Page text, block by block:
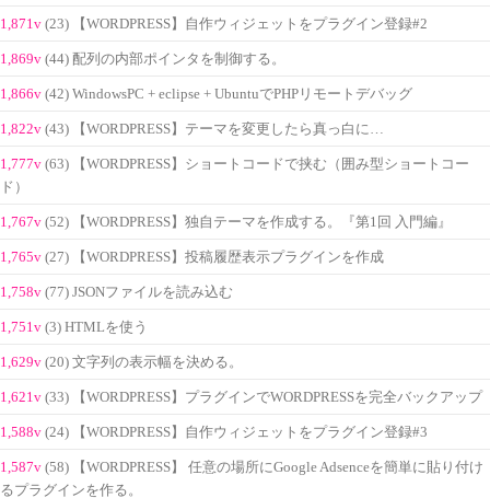
1,871v (23) 【WORDPRESS】自作ウィジェットをプラグイン登録#2
1,869v (44) 配列の内部ポインタを制御する。
1,866v (42) WindowsPC + eclipse + UbuntuでPHPリモートデバッグ
1,822v (43) 【WORDPRESS】テーマを変更したら真っ白に…
1,777v (63) 【WORDPRESS】ショートコードで挟む（囲み型ショートコー
ド）
1,767v (52) 【WORDPRESS】独自テーマを作成する。『第1回 入門編』
1,765v (27) 【WORDPRESS】投稿履歴表示プラグインを作成
1,758v (77) JSONファイルを読み込む
1,751v (3) HTMLを使う
1,629v (20) 文字列の表示幅を決める。
1,621v (33) 【WORDPRESS】プラグインでWORDPRESSを完全バックアップ
1,588v (24) 【WORDPRESS】自作ウィジェットをプラグイン登録#3
1,587v (58) 【WORDPRESS】 任意の場所にGoogle Adsenceを簡単に貼り付け
るプラグインを作る。